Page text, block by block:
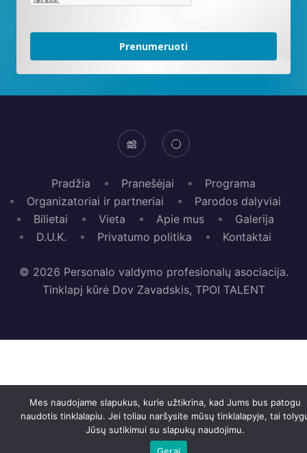
Prenumeruoti
Pradžia Pranešėjai
Programa
Organizatoriai ir partneriai
Parodos dalyviai
Bilietai
Vieta Apie mus
Galerija
D.U.K.
Privatumo politika Kontaktai
© 2026 Personalo valdymo profesionalų asociacija.
Tinklapį kūrė Dov Zavadskis, TPOI TALENT
Mes naudojame slapukus, kurie užtikrina, kad Jums bus patogu
naudotis tinklalapiu. Jei toliau naršysite mūsų tinklalapyje, tai
Jūsų sutikimui su slapukų naudojimu.
Gerai